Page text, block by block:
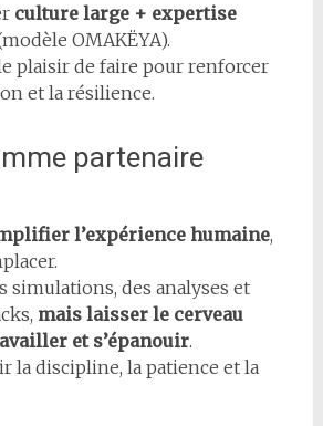
culture large + expertise
OMAKËYA).
plaisir de faire pour renforcer
et la résilience.
partenaire
l’expérience humaine,
simulations, des analyses et
mais laisser le cerveau
et s’épanouir.
la discipline, la patience et la